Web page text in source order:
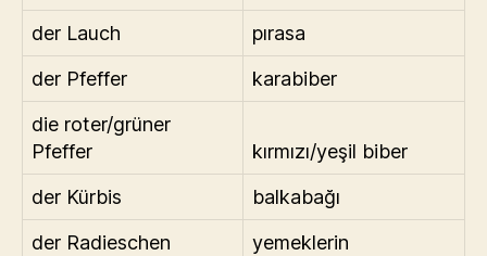
der Lauch
pırasa
der Pfeffer
karabiber
die roter/grüner
Pfeffer
kırmızı/yeşil biber
der Kürbis
balkabağı
der Radieschen
yemeklerin